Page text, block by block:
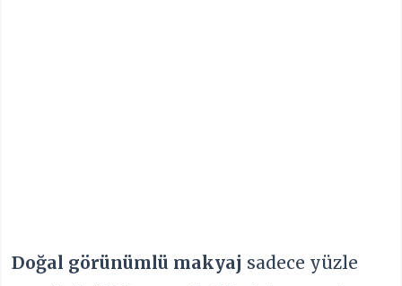
Doğal görünümlü makyaj sadece yüzle